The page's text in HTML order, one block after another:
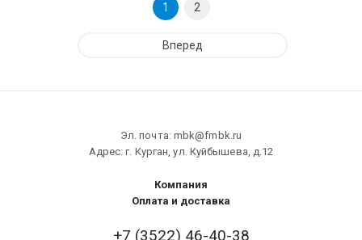
1 2
Вперед
Эл. почта: mbk@fmbk.ru
Адрес: г. Курган, ул. Куйбышева, д.12
Компания
Оплата и доставка
+7 (3522) 46-40-38